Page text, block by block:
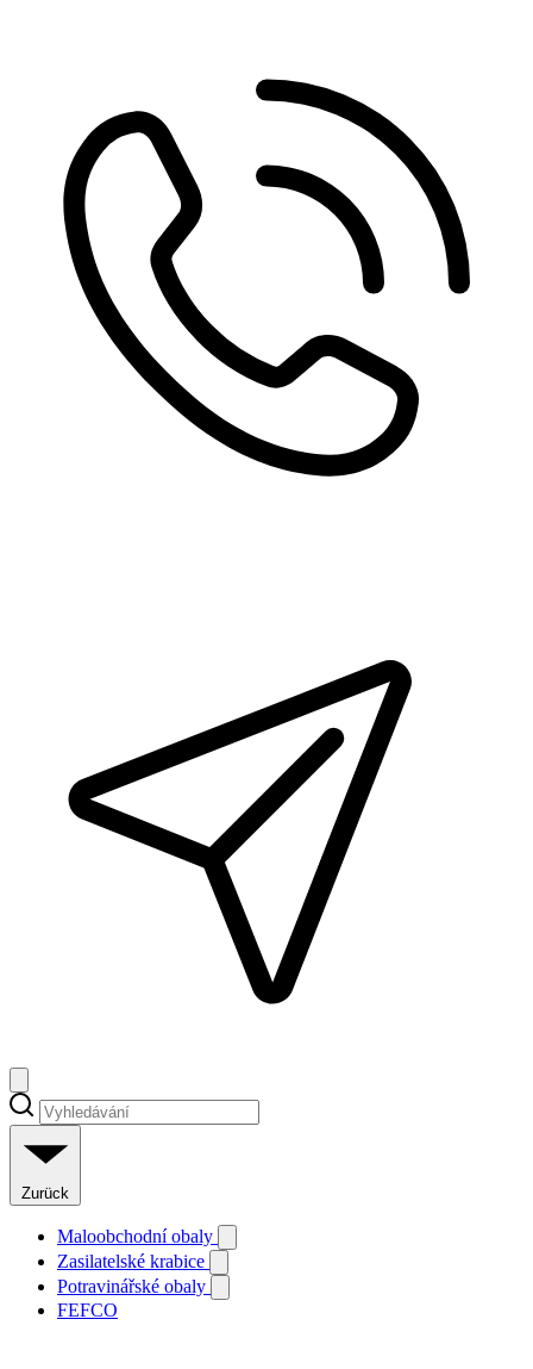
Zurück
Maloobchodní obaly
Zasilatelské krabice
Potravinářské obaly
FEFCO